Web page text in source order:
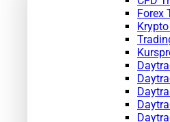
Forex